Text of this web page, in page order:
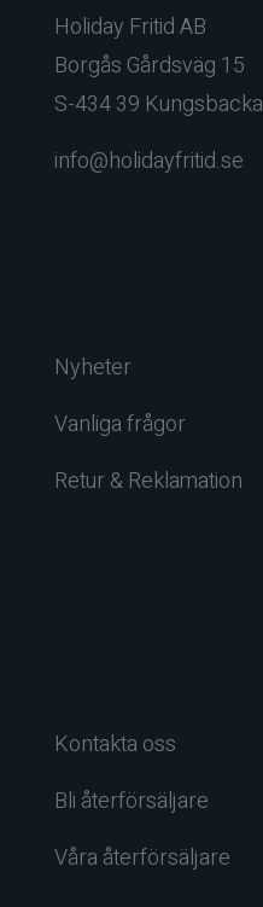
Holiday Fritid AB
Borgås Gårdsväg 15
S-434 39 Kungsbacka
info@holidayfritid.se
Nyheter
Vanliga frågor
Retur & Reklamation
Kontakta oss
Bli återförsäljare
Våra återförsäljare